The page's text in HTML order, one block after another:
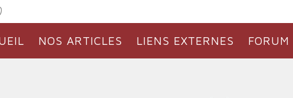
NOS ARTICLES LIENS EXTERNES FORUM